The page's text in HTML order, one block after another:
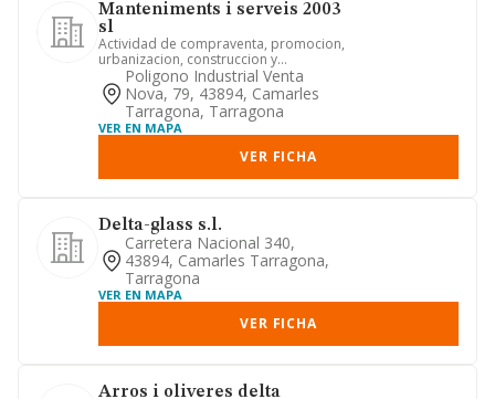
Manteniments i serveis 2003
sl
Actividad de compraventa, promocion,
urbanizacion, construccion y
singularmente la tenencia de toda...
Poligono Industrial Venta
Nova, 79, 43894, Camarles
Tarragona, Tarragona
VER EN MAPA
VER FICHA
Delta-glass s.l.
Carretera Nacional 340,
43894, Camarles Tarragona,
Tarragona
VER EN MAPA
VER FICHA
Arros i oliveres delta